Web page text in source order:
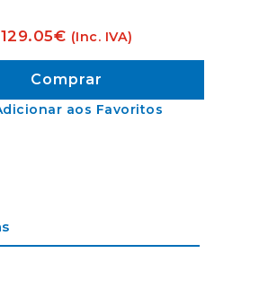
aos Favoritos
129.05€ (Inc. IVA)
Comprar